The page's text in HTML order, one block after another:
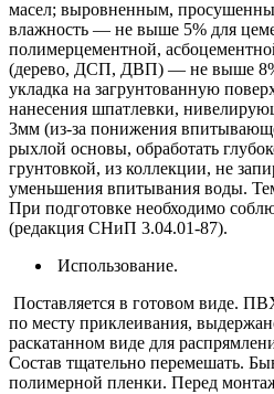
масел; выровненным,
влажность — не выше 5% для
полимерцементной,
(дерево, ДСП, ДВП) — не выше
укладка на загрунтованную
нанесения шпатлевки,
3мм (из-за понижения
рыхлой основы, обработать
грунтовкой, из коллекции, не
уменьшения впитывания воды.
При подготовке необходимо
(редакция СНиП 3.04.01-87).
Использование.
Поставляется в готовом виде.
по месту приклеивания,
раскатанном виде для
Состав тщательно перемешать.
полимерной пленки. Перед